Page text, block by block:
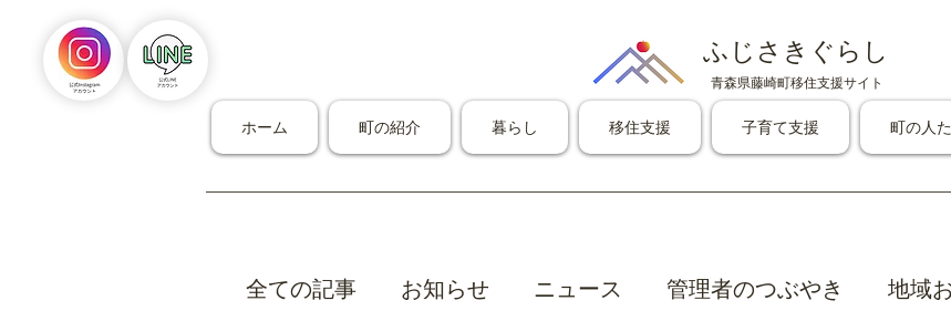
ふじさきぐらし
青森県藤崎町移住支援サイト
ホーム 町の紹介 暮らし 移住支援 子育て支援 町の人
全ての記事 お知らせ ニュース 管理者のつぶやき 地域